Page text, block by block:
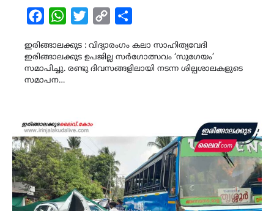
FacebookWhatsAppTwitterCopy
ഇരിങ്ങാലക്കുട : വിദ്യാരംഗം കലാ സാഹിത്യവേദി
ഇരിങ്ങാലക്കുട ഉപജില്ല സർഗോത്സവം ‘സുഗേയം’
സമാപിച്ചു. രണ്ടു ദിവസങ്ങളിലായി നടന്ന ശില്പശാലകളുടെ
സമാപന…